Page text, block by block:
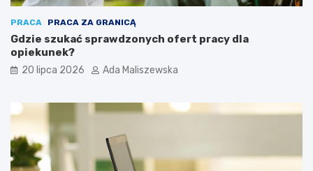
PRACA PRACA ZA GRANICĄ
Gdzie szukać sprawdzonych ofert pracy dla
opiekunek?
20 lipca 2026 Ada Maliszewska